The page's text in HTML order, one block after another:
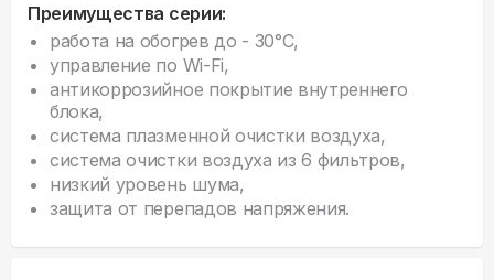
Преимущества серии:
работа на обогрев до - 30°С,
управление по Wi-Fi,
антикоррозийное покрытие внутреннего
блока,
система плазменной очистки воздуха,
система очистки воздуха из 6 фильтров,
низкий уровень шума,
защита от перепадов напряжения.